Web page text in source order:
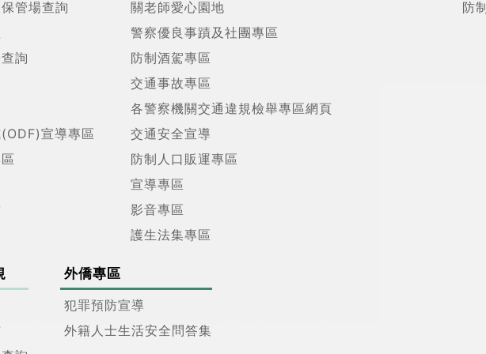
管場查詢
詢
宣導專區
關老師愛心園地
警察優良事蹟及社團專區
防制酒駕專區
交通事故專區
各警察機關交通違規檢舉專區網頁
交通安全宣導
防制人口販運專區
宣導專區
影音專區
護生法集專區
防
外僑專區
犯罪預防宣導
外籍人士生活安全問答集